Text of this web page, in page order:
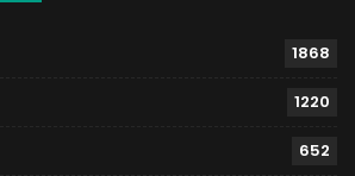
1868
1220
652